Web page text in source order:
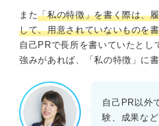
また「私の特徴」を書く際は、
して、用意されていないものを
自己PRで長所を書いていたとし
強みがあれば、「私の特徴」に書
自己PR以外
験、成果な